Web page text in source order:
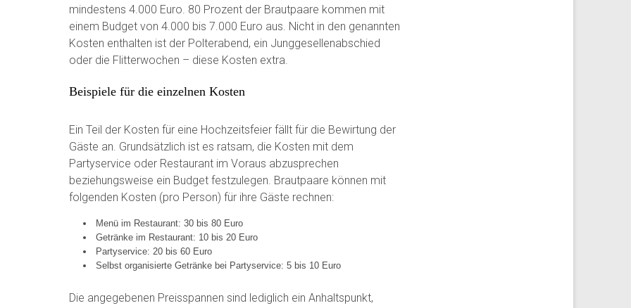
mindestens 4.000 Euro. 80 Prozent der Brautpaare kommen mit
einem Budget von 4.000 bis 7.000 Euro aus. Nicht in den genannten
Kosten enthalten ist der Polterabend, ein Junggesellenabschied
oder die Flitterwochen – diese Kosten extra.
Beispiele für die einzelnen Kosten
Ein Teil der Kosten für eine Hochzeitsfeier fällt für die Bewirtung der
Gäste an. Grundsätzlich ist es ratsam, die Kosten mit dem
Partyservice oder Restaurant im Voraus abzusprechen
beziehungsweise ein Budget festzulegen. Brautpaare können mit
folgenden Kosten (pro Person) für ihre Gäste rechnen:
Menü im Restaurant: 30 bis 80 Euro
Getränke im Restaurant: 10 bis 20 Euro
Partyservice: 20 bis 60 Euro
Selbst organisierte Getränke bei Partyservice: 5 bis 10 Euro
Die angegebenen Preisspannen sind lediglich ein Anhaltspunkt,